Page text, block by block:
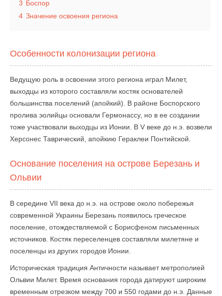
3 Боспор
4 Значение освоения региона
Особенности колонизации региона
Ведущую роль в освоении этого региона играл Милет,
выходцы из которого составляли костяк основателей
большинства поселений (апойкий). В районе Боспорского
пролива эолийцы основали Гермонассу, но в ее создании
тоже участвовали выходцы из Ионии. В V веке до н.э. возвели
Херсонес Таврический, апойкию Гераклеи Понтийской.
Основание поселения на острове Березань и
Ольвии
В середине VII века до н.э. на острове около побережья
современной Украины Березань появилось греческое
поселение, отождествляемой с Борисфеном письменных
источников. Костяк переселенцев составляли милетяне и
поселенцы из других городов Ионии.
Историческая традиция Античности называет метрополией
Ольвии Милет. Время основания города датируют широким
временным отрезком между 700 и 550 годами до н.э. Данные